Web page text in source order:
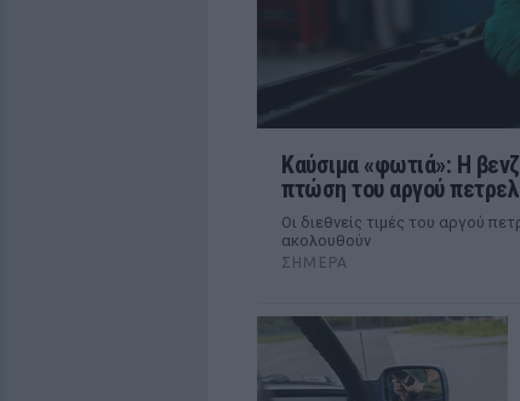
Καύσιμα «φωτιά»: Η
πτώση του αργού
Οι διεθνείς τιμές του αργού
ακολουθούν
ΣΉΜΕΡΑ